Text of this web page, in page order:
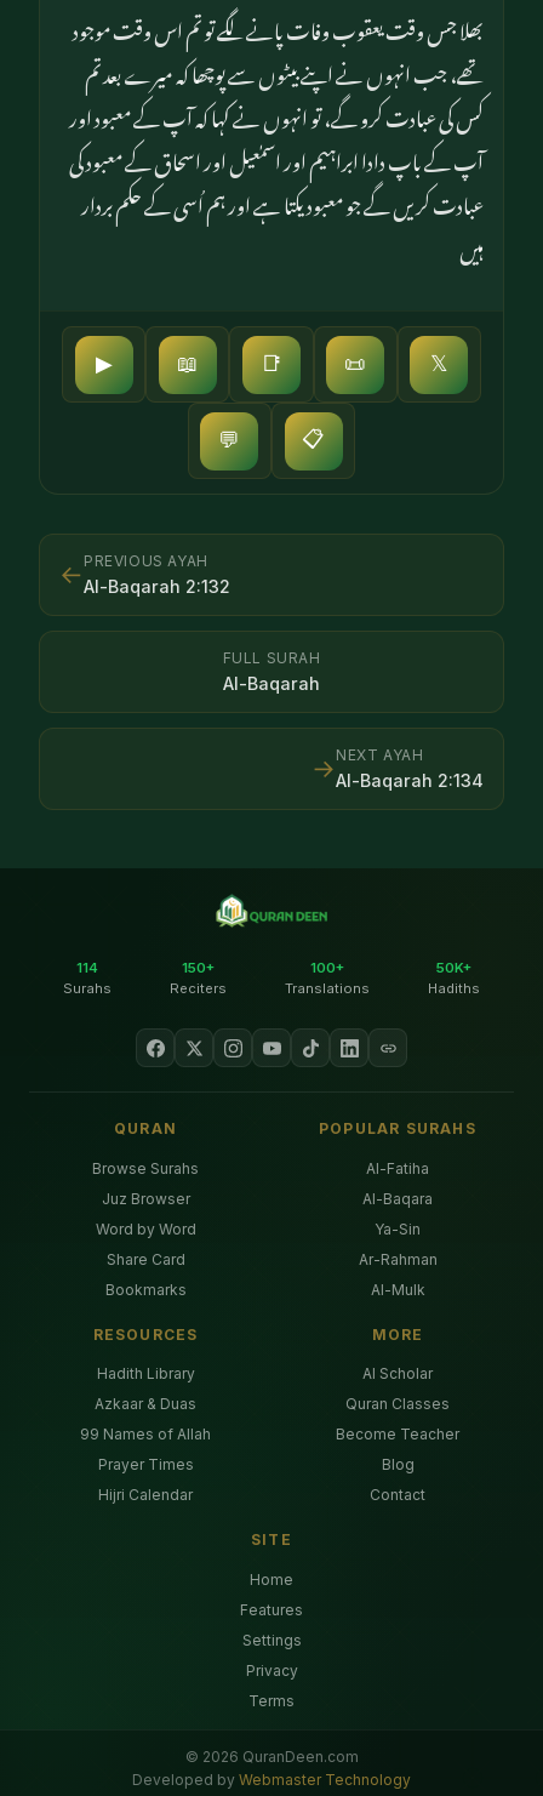
بھلا جس وقت یعقوب وفات پانے لگے تو تم اس وقت موجود
تھے، جب انہوں نے اپنے بیٹوں سے پوچھا کہ میرے بعد تم
کس کی عبادت کرو گے، تو انہوں نے کہا کہ آپ کے معبود اور
آپ کے باپ دادا ابراہیم اور اسمٰعیل اور اسحاق کے معبود کی
عبادت کریں گے جو معبود یکتا ہے اور ہم اُسی کے حکم بردار
ہیں
▶ 📖 📑 📜 𝕏
💬 📋
← PREVIOUS AYAH
Al-Baqarah 2:132
FULL SURAH
Al-Baqarah
NEXT AYAH
Al-Baqarah 2:134
→
114
Surahs
150+
Reciters
100+
Translations
50K+
Hadiths
QURAN
Browse Surahs
Juz Browser
Word by Word
Share Card
Bookmarks
POPULAR SURAHS
Al-Fatiha
Al-Baqara
Ya-Sin
Ar-Rahman
Al-Mulk
RESOURCES
Hadith Library
Azkaar & Duas
99 Names of Allah
Prayer Times
Hijri Calendar
MORE
AI Scholar
Quran Classes
Become Teacher
Blog
Contact
SITE
Home
Features
Settings
Privacy
Terms
© 2026 QuranDeen.com
Developed by Webmaster Technology